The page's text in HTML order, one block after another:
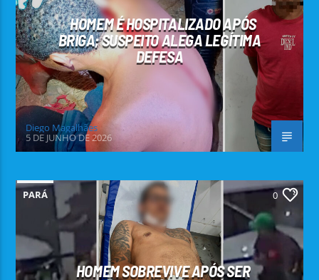
HOMEM É HOSPITALIZADO APÓS
BRIGA; SUSPEITO ALEGA LEGÍTIMA
DEFESA
Diego Magalhães
5 DE JUNHO DE 2026
PARÁ 0
HOMEM SOBREVIVE APÓS SER